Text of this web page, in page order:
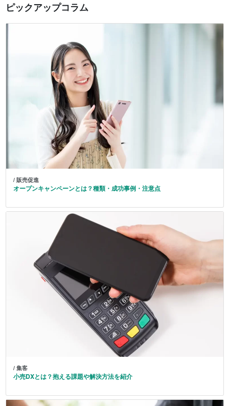
ピックアップコラム
/ 販売促進
オープンキャンペーンとは？種類・成功事例・注意点
/ 集客
小売DXとは？抱える課題や解決方法を紹介